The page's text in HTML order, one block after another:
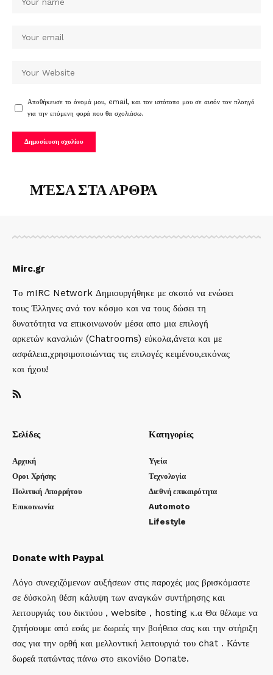
Αποθήκευσε το όνομά μου, email, και τον ιστότοπο μου σε αυτόν τον πλοηγό
για την επόμενη φορά που θα σχολιάσω.
ΜΈΣΑ ΣΤΑ ΑΡΘΡΑ
Mirc.gr
Tο mIRC Network Δημιουργήθηκε με σκοπό να ενώσει
τους Έλληνες ανά τον κόσμο και να τους δώσει τη
δυνατότητα να επικοινωνούν μέσα απο μια επιλογή
αρκετών καναλιών (Chatrooms) εύκολα,άνετα και με
ασφάλεια,χρησιμοποιώντας τις επιλογές κειμένου,εικόνας
και ήχου!
Σελίδες
Αρχική
Οροι Χρήσης
Πολιτική Απορρήτου
Επικοινωνία
Κατηγορίες
Υγεία
Τεχνολογία
Διεθνή επικαιρότητα
Automoto
Lifestyle
Donate with Paypal
Λόγο συνεχιζόμενων αυξήσεων στις παροχές μας βρισκόμαστε
σε δύσκολη θέση κάλυψη των αναγκών συντήρησης και
λειτουργιάς του δικτύου , website , hosting κ.α Θα θέλαμε να
ζητήσουμε από εσάς με δωρεές την βοήθεια σας και την στήριξη
σας για την ορθή και μελλοντική λειτουργιά του chat . Κάντε
δωρεά πατώντας πάνω στο εικονίδιο Donate.